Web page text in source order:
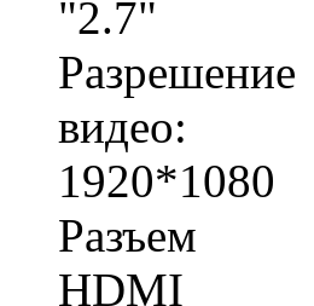
"2.7"
Разрешение
видео:
1920*1080
Разъем
HDMI